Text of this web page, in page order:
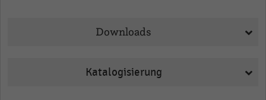
Downloads
Katalogisierung